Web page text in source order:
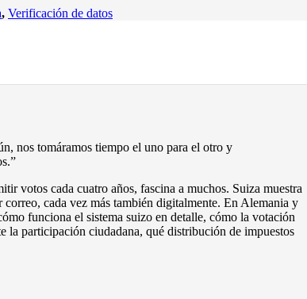
, Verificación de datos
nos tomáramos tiempo el uno para el otro y
votos cada cuatro años, fascina a muchos. Suiza muestra
cada vez más también digitalmente. En Alemania y
funciona el sistema suizo en detalle, cómo la votación
la participación ciudadana, qué distribución de impuestos